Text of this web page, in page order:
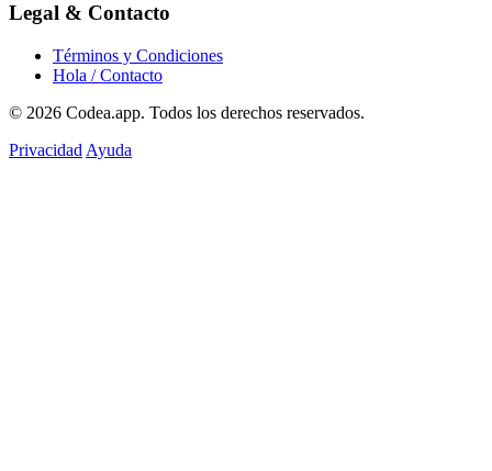
Legal & Contacto
Términos y Condiciones
Hola / Contacto
© 2026 Codea.app. Todos los derechos reservados.
Privacidad Ayuda